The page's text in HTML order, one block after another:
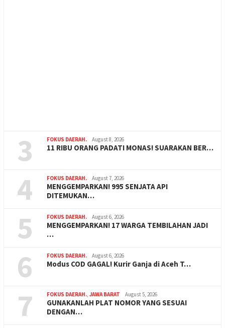
3 FOKUS DAERAH. August 8, 2026
11 RIBU ORANG PADATI MONAS! SUARAKAN BER…
4 FOKUS DAERAH. August 7, 2026
MENGGEMPARKAN! 995 SENJATA API
DITEMUKAN…
5 FOKUS DAERAH. August 6, 2026
MENGGEMPARKAN! 17 WARGA TEMBILAHAN JADI
…
6 FOKUS DAERAH. August 6, 2026
Modus COD GAGAL! Kurir Ganja di Aceh T…
7 FOKUS DAERAH. JAWA BARAT August 5, 2026
GUNAKANLAH PLAT NOMOR YANG SESUAI
DENGAN…